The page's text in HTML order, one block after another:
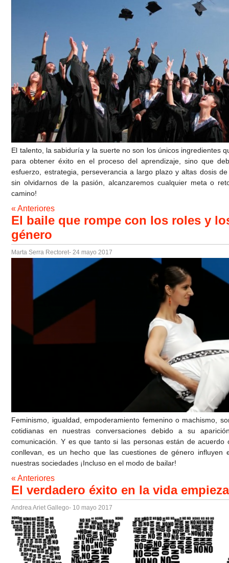
El talento, la sabiduría y la suerte no son los únicos ingredientes
para obtener éxito en el proceso del aprendizaje, sino que
esfuerzo, estrategia, perseverancia a largo plazo y altas dosis
sin olvidarnos de la pasión, alcanzaremos cualquier meta o
camino!
« Anteriores
El baile que rompe con los roles y
género
Marta Serra Rectoret- 24 mayo 2017
Feminismo, igualdad, empoderamiento femenino o machismo,
cotidianas en nuestras conversaciones debido a su
comunicación. Y es que tanto si las personas están de
conllevan, es un hecho que las cuestiones de género influyen
nuestras sociedades ¡Incluso en el modo de bailar!
« Anteriores
El verdadero éxito en la vida
Andrea Ariet Gallego- 10 mayo 2017